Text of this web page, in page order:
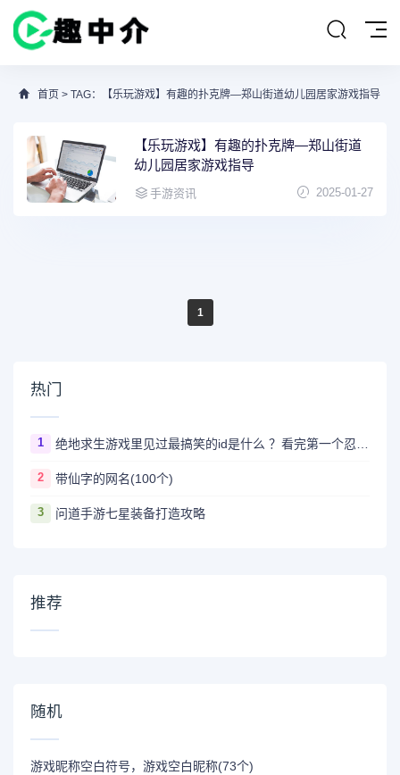
首页 > TAG：【乐玩游戏】有趣的扑克牌—郑山街道幼儿园居家游戏指导
【乐玩游戏】有趣的扑克牌—郑山街道
幼儿园居家游戏指导
手游资讯 2025-01-27
1
热门
1 绝地求生游戏里见过最搞笑的id是什么 ？看完第一个忍不住爆笑
2 带仙字的网名(100个)
3 问道手游七星装备打造攻略
推荐
随机
游戏昵称空白符号，游戏空白昵称(73个)